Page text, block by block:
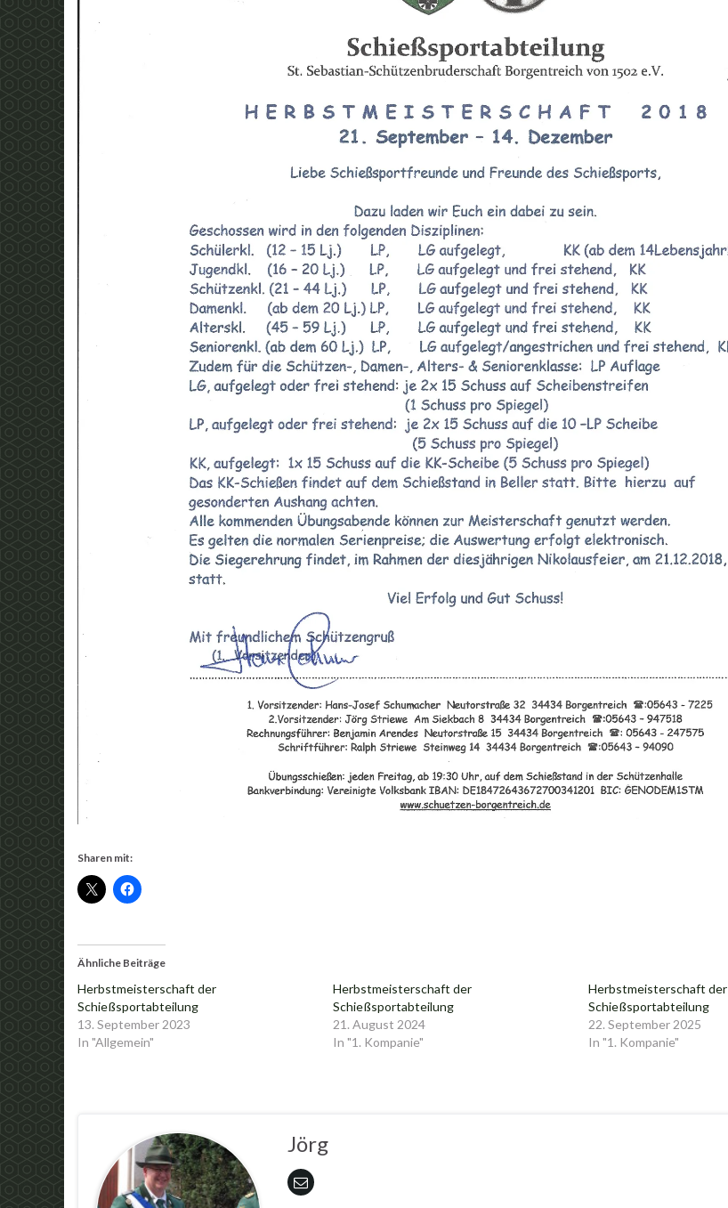
Sharen mit:
Ähnliche Beiträge
Herbstmeisterschaft der
Schießsportabteilung
13. September 2023
In "Allgemein"
Herbstmeisterschaft der
Schießsportabteilung
21. August 2024
In "1. Kompanie"
Herbstmeisterschaft der
Schießsportabteilung
22. September 2025
In "1. Kompanie"
Jörg